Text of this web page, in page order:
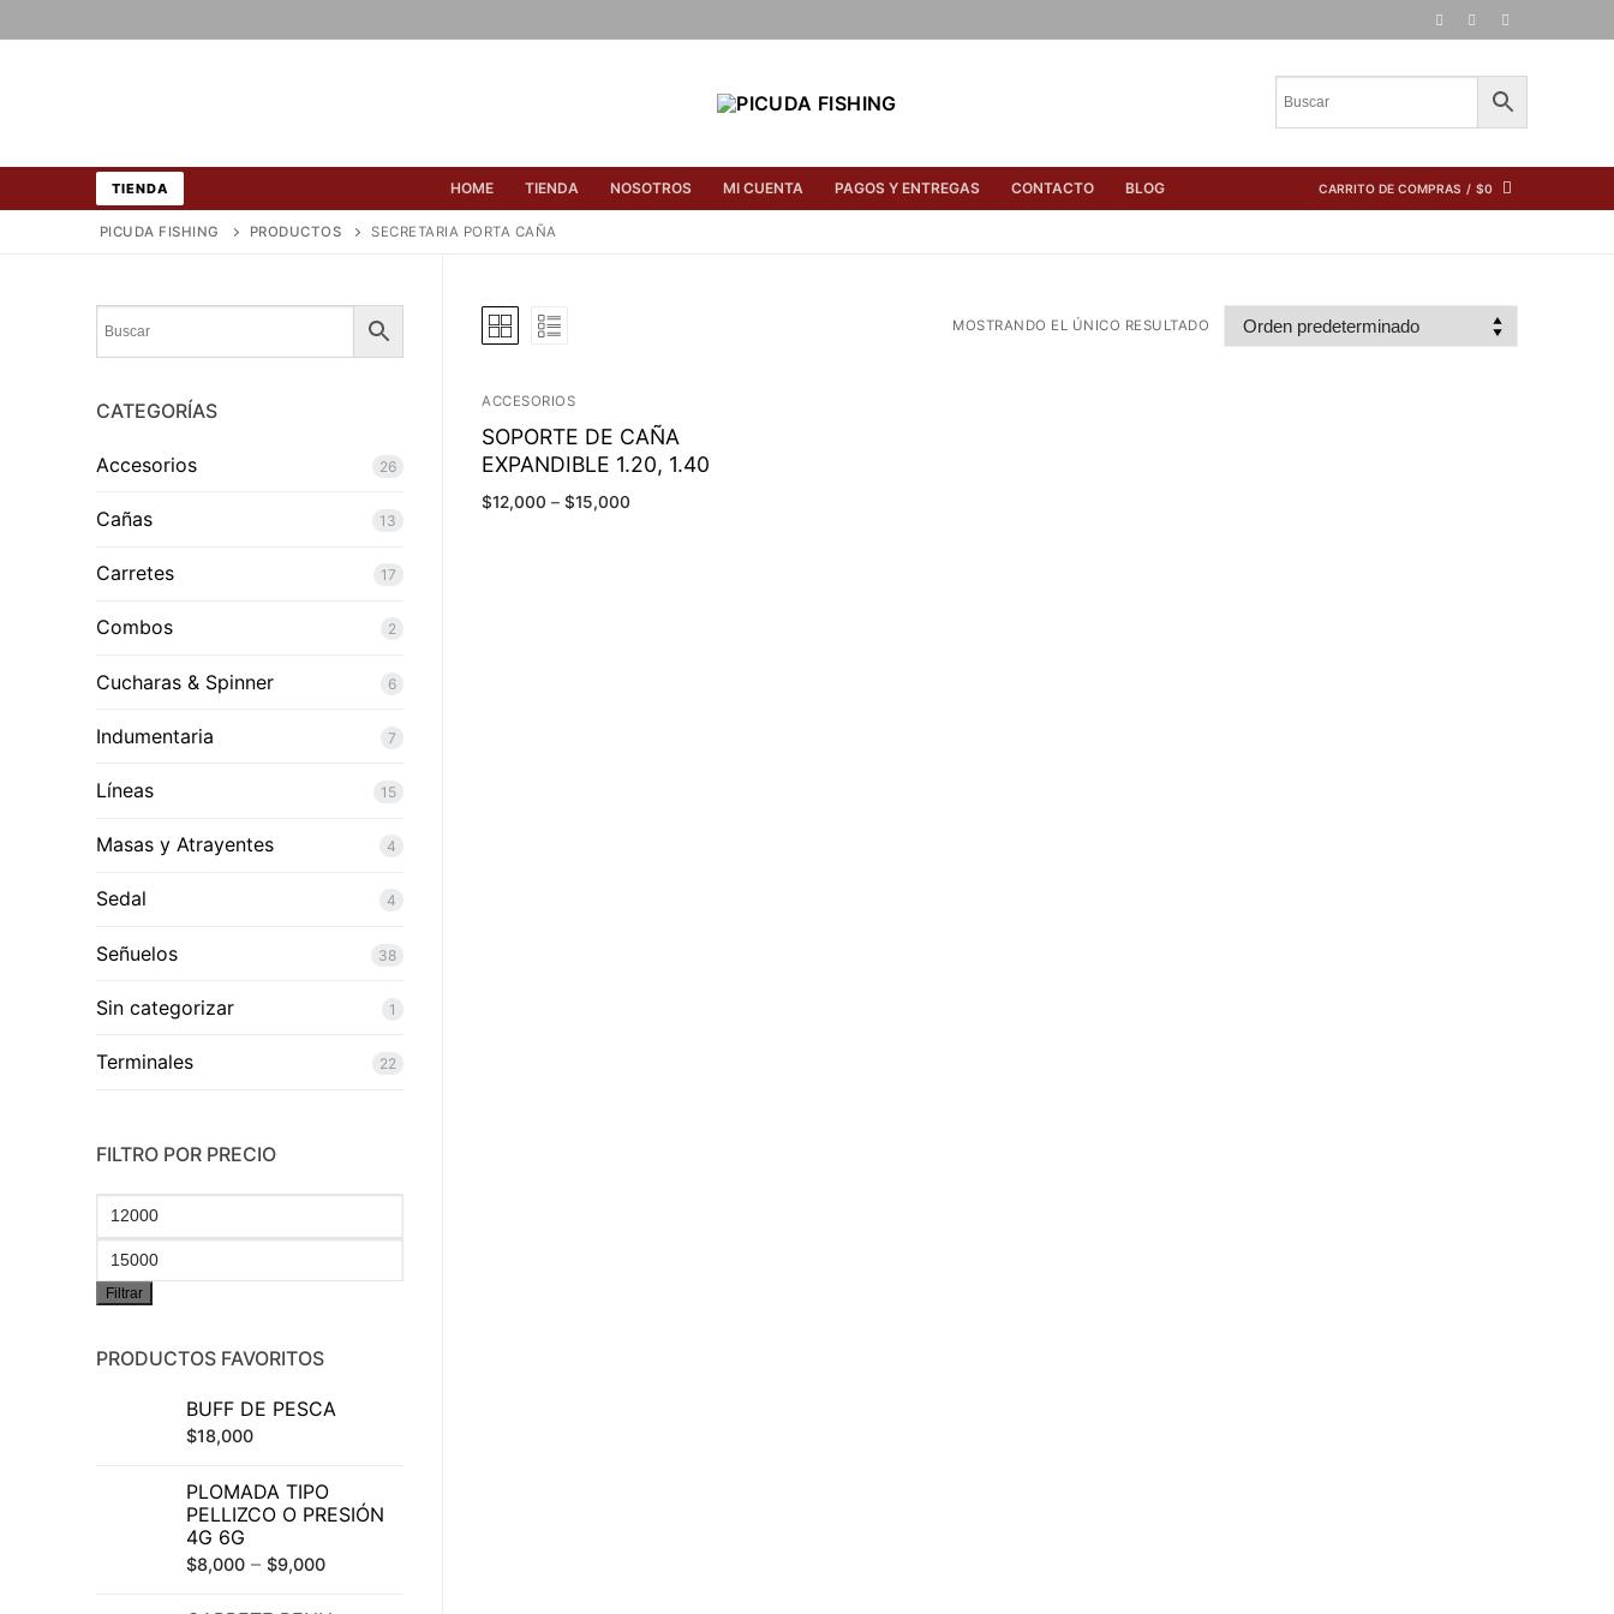
al
TIENDA HOME TIENDA NOSOTROS MI CUENTA PAGOS Y ENTREGAS CONTACTO BLOG CARRITO DE COMPRAS / $0
PICUDA FISHING PRODUCTOS SECRETARIA PORTA CAÑA
MOSTRANDO EL ÚNICO RESULTADO
ACCESORIOS
SOPORTE DE CAÑA
EXPANDIBLE 1.20, 1.40
$12,000 – $15,000
CATEGORÍAS
Accesorios 26
Cañas 13
Carretes 17
Combos 2
Cucharas & Spinner 6
Indumentaria 7
Líneas 15
Masas y Atrayentes 4
Sedal 4
Señuelos 38
Sin categorizar 1
Terminales 22
FILTRO POR PRECIO
Precio
mínimo
Precio
máximo
Filtrar
PRODUCTOS FAVORITOS
BUFF DE PESCA
$18,000
PLOMADA TIPO
PELLIZCO O PRESIÓN
4G 6G
$8,000 – $9,000